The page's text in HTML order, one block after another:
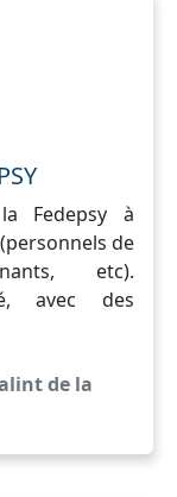
Fedepsy à
de
etc).
avec des
de la